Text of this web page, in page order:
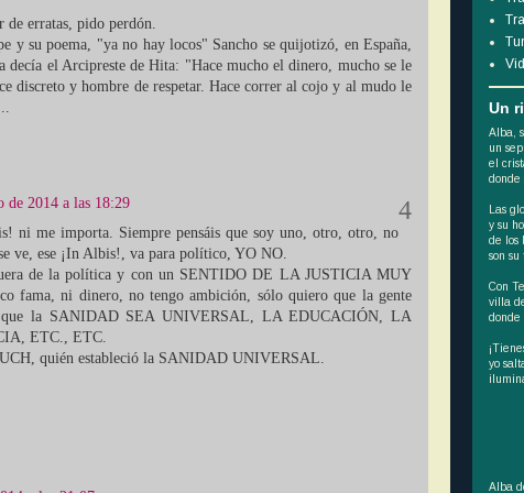
erratas, pido perdón.
y su poema, "ya no hay locos" Sancho se quijotizó, en España,
decía el Arcipreste de Hita: "Hace mucho el dinero, mucho se le
discreto y hombre de respetar. Hace correr al cojo y al mudo le
de 2014 a las 18:29
ni me importa. Siempre pensáis que soy uno, otro, otro, no
ve, ese ¡In Albis!, va para político, YO NO.
de la política y con un SENTIDO DE LA JUSTICIA MUY
fama, ni dinero, no tengo ambición, sólo quiero que la gente
la SANIDAD SEA UNIVERSAL, LA EDUCACIÓN, LA
ETC., ETC.
quién estableció la SANIDAD UNIVERSAL.
Un
Alba,
un
el
donde
Las
y su
de los
son
Con
villa
donde
yo
Alba